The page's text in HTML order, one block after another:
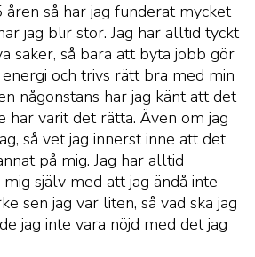
så har jag funderat mycket
jag blir stor. Jag har alltid tyckt
saker, så bara att byta jobb gör
och trivs rätt bra med min
någonstans har jag känt att det
har varit det rätta. Även om jag
så vet jag innerst inne att det
på mig. Jag har alltid
själv med att jag ändå inte
sen jag var liten, så vad ska jag
jag inte vara nöjd med det jag